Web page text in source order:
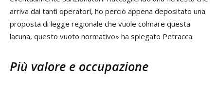
arriva dai tanti operatori, ho perciò appena depositato una
proposta di legge regionale che vuole colmare questa
lacuna, questo vuoto normativo» ha spiegato Petracca.
Più valore e occupazione